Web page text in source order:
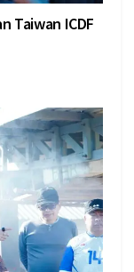
Taiwan ICDF